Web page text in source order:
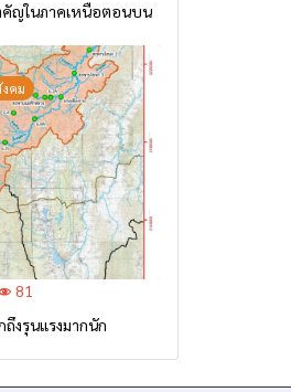
คัญในภาคเหนือตอนบน
คม
81
ถึงรุนแรงมากนัก